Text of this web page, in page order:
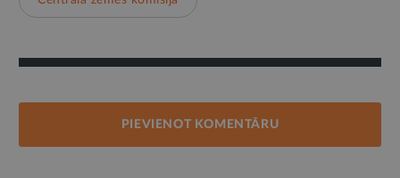
PIEVIENOT KOMENTĀRU